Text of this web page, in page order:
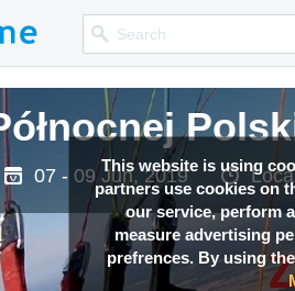
This website is using
partners use cookies on
our service, perform
measure advertising
prefrences. By using
07 - 09 Jun, 2019